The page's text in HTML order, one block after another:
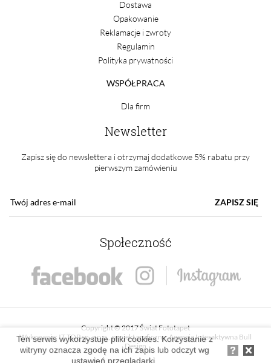
Dostawa
Opakowanie
Reklamacje i zwroty
Regulamin
Polityka prywatności
WSPÓŁPRACA
Dla firm
Newsletter
Zapisz się do newslettera i otrzymaj dodatkowe 5% rabatu przy
pierwszym zamówieniu
ZAPISZ SIĘ
Społeczność
Copyright © 2017 Świat Fototapet
Wykonanie: IT TOP sp. z o.o. , projekt graficzny:Agencja Interaktywna Bull
Design
Ten serwis wykorzystuje pliki cookies. Korzystanie z
witryny oznacza zgodę na ich zapis lub odczyt wg
ustawień przeglądarki.